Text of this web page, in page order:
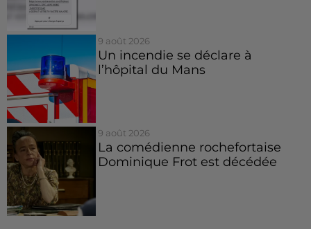
9 août 2026
Un incendie se déclare à
l’hôpital du Mans
9 août 2026
La comédienne rochefortaise
Dominique Frot est décédée